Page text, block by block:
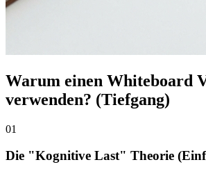
Warum einen Whiteboard
verwenden? (Tiefgang)
01
Die "Kognitive Last" Theorie